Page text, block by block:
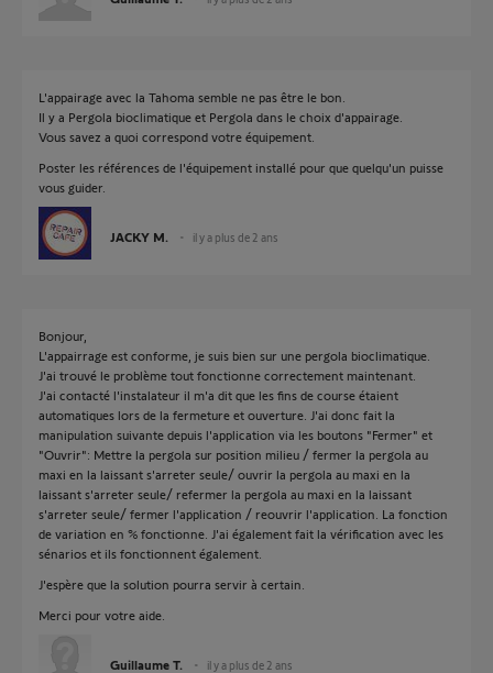
L'appairage avec la Tahoma semble ne pas être le bon.
Il y a Pergola bioclimatique et Pergola dans le choix d'appairage.
Vous savez a quoi correspond votre équipement.
Poster les références de l'équipement installé pour que quelqu'un puisse
vous guider.
JACKY M. il y a plus de 2 ans
Bonjour,
L'appairrage est conforme, je suis bien sur une pergola bioclimatique.
J'ai trouvé le problème tout fonctionne correctement maintenant.
J'ai contacté l'instalateur il m'a dit que les fins de course étaient
automatiques lors de la fermeture et ouverture. J'ai donc fait la
manipulation suivante depuis l'application via les boutons "Fermer" et
"Ouvrir": Mettre la pergola sur position milieu / fermer la pergola au
maxi en la laissant s'arreter seule/ ouvrir la pergola au maxi en la
laissant s'arreter seule/ refermer la pergola au maxi en la laissant
s'arreter seule/ fermer l'application / reouvrir l'application. La fonction
de variation en % fonctionne. J'ai également fait la vérification avec les
sénarios et ils fonctionnent également.
J'espère que la solution pourra servir à certain.
Merci pour votre aide.
Guillaume T. il y a plus de 2 ans